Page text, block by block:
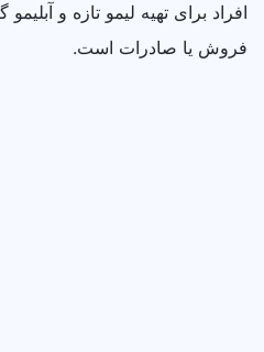
افراد برای تهیه لیمو تازه و
فروش یا صادرات است.